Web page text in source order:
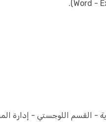
- القسم اللوجستي - إدارة